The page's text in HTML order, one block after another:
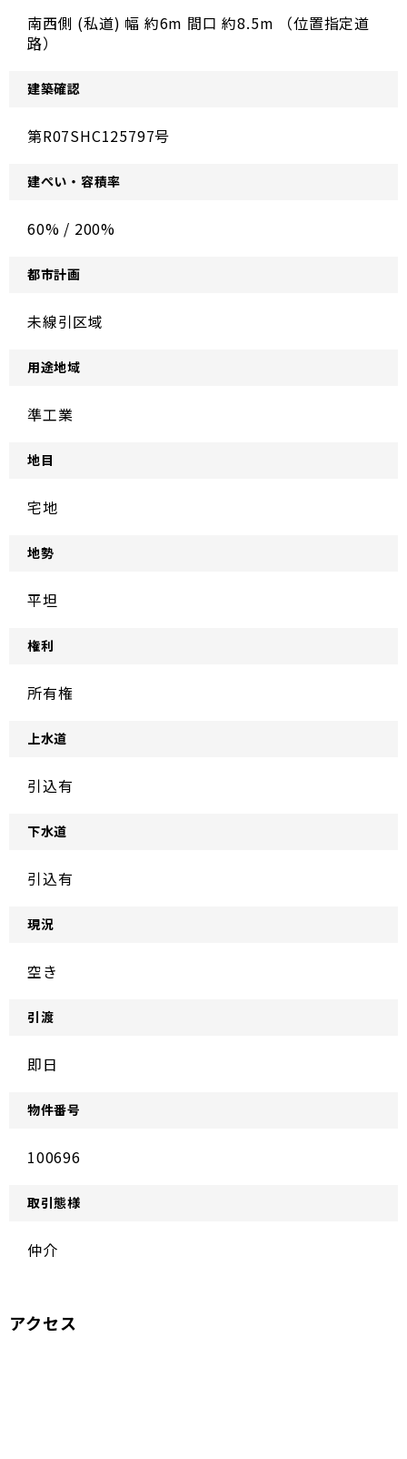
南西側 (私道) 幅 約6m 間口 約8.5m （位置指定道
路）
建築確認
第R07SHC125797号
建ぺい・容積率
60% / 200%
都市計画
未線引区域
用途地域
準工業
地目
宅地
地勢
平坦
権利
所有権
上水道
引込有
下水道
引込有
現況
空き
引渡
即日
物件番号
100696
取引態様
仲介
アクセス